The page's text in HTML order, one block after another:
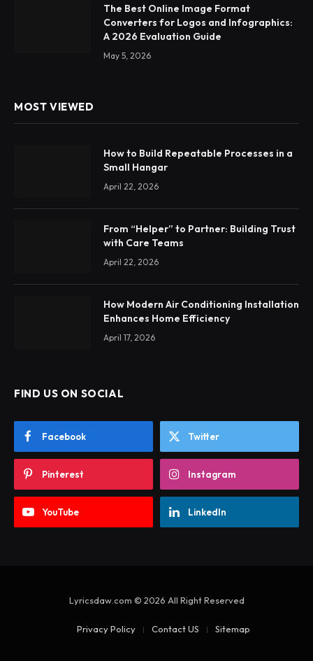
The Best Online Image Format
Converters for Logos and Infographics:
A 2026 Evaluation Guide
May 5, 2026
MOST VIEWED
How to Build Repeatable Processes in a
Small Hangar
April 22, 2026
From “Helper” to Partner: Building Trust
with Care Teams
April 22, 2026
How Modern Air Conditioning Installation
Enhances Home Efficiency
April 17, 2026
FIND US ON SOCIAL
Facebook Twitter
Pinterest Instagram
YouTube LinkedIn
Lyricsdaw.com © 2026 All Right Reserved
Privacy Policy Contact US Sitemap